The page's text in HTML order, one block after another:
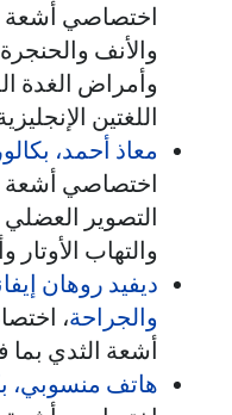
اختصاصي
والأنف
وأمراض الغدة
اللغتين
معاذ أحمد،
اختصاصي أشعة
التصوير
والتهاب الأوتار
ديفيد روهان
والجراحة،
أشعة الثدي
هاتف منسوبي،